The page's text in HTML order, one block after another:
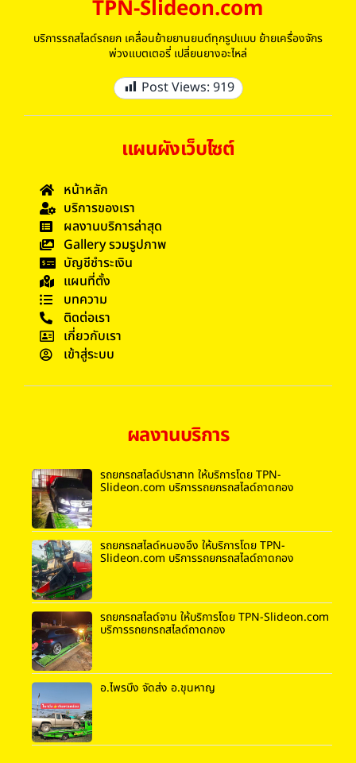
TPN-Slideon.com
บริการรถสไลด์รถยก เคลื่อนย้ายยานยนต์ทุกรูปแบบ ย้ายเครื่องจักร
พ่วงแบตเตอรี่ เปลี่ยนยางอะไหล่
Post Views: 919
แผนผังเว็บไซต์
หน้าหลัก
บริการของเรา
ผลงานบริการล่าสุด
Gallery รวมรูปภาพ
บัญชีชำระเงิน
แผนที่ตั้ง
บทความ
ติดต่อเรา
เกี่ยวกับเรา
เข้าสู่ระบบ
ผลงานบริการ
รถยกรถสไลด์ปราสาท ให้บริการโดย TPN-
Slideon.com บริการรถยกรถสไลด์ถาดกอง
รถยกรถสไลด์หนองอึ่ง ให้บริการโดย TPN-
Slideon.com บริการรถยกรถสไลด์ถาดกอง
รถยกรถสไลด์จาน ให้บริการโดย TPN-Slideon.com
บริการรถยกรถสไลด์ถาดกอง
อ.ไพรบึง จัดส่ง อ.ขุนหาญ